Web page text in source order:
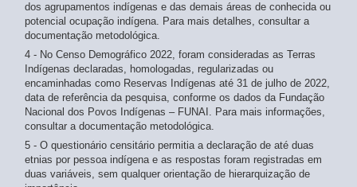
dos agrupamentos indígenas e das demais áreas de conhecida ou
potencial ocupação indígena. Para mais detalhes, consultar a
documentação metodológica.
4 - No Censo Demográfico 2022, foram consideradas as Terras
Indígenas declaradas, homologadas, regularizadas ou
encaminhadas como Reservas Indígenas até 31 de julho de 2022,
data de referência da pesquisa, conforme os dados da Fundação
Nacional dos Povos Indígenas – FUNAI. Para mais informações,
consultar a documentação metodológica.
5 - O questionário censitário permitia a declaração de até duas
etnias por pessoa indígena e as respostas foram registradas em
duas variáveis, sem qualquer orientação de hierarquização de